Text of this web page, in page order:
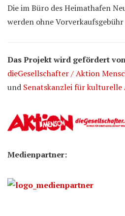
Die im Büro des Heimathafen
werden ohne
Das Projekt wird gefördert
dieGesellschafter / Aktion
und Senatskanzlei für
Medienpartner: